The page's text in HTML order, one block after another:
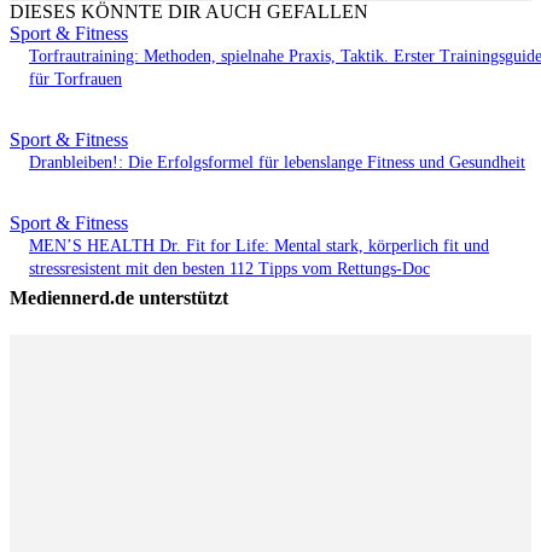
DIESES KÖNNTE DIR AUCH GEFALLEN
Sport & Fitness
Torfrautraining: Methoden, spielnahe Praxis, Taktik. Erster Trainingsguide
für Torfrauen
Sport & Fitness
Dranbleiben!: Die Erfolgsformel für lebenslange Fitness und Gesundheit
Sport & Fitness
MEN’S HEALTH Dr. Fit for Life: Mental stark, körperlich fit und
stressresistent mit den besten 112 Tipps vom Rettungs-Doc
Mediennerd.de unterstützt